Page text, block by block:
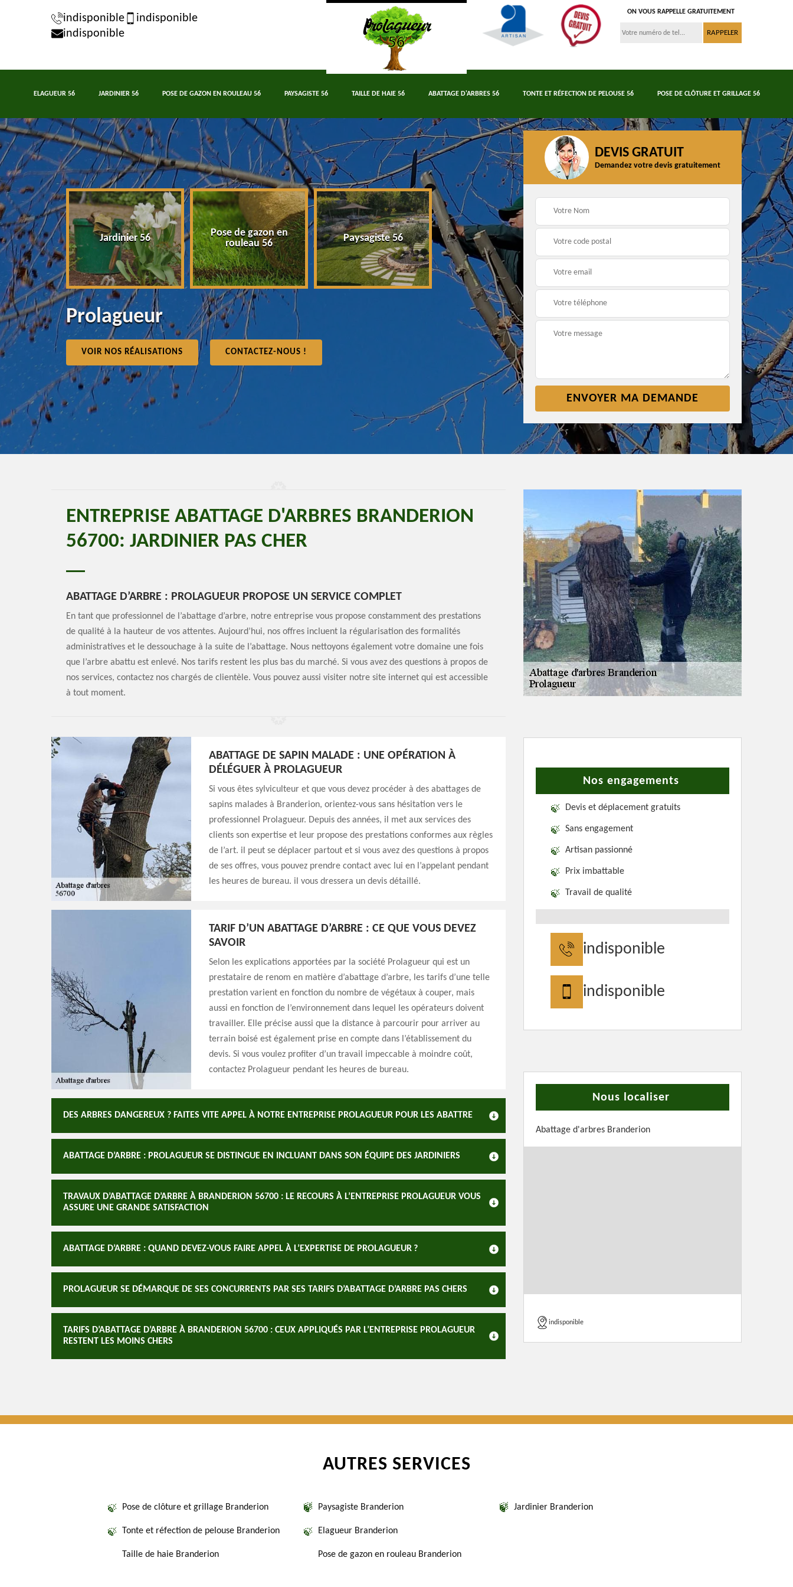
indisponible
indisponible
indisponible
ON VOUS RAPPELLE GRATUITEMENT
ELAGUEUR 56 JARDINIER 56 POSE DE GAZON EN ROULEAU 56 PAYSAGISTE 56 TAILLE DE HAIE 56 ABATTAGE D'ARBRES 56 TONTE ET RÉFECTION DE PELOUSE 56 POSE DE CLÔTURE ET GRILLAGE 56
56 Jardinier 56
Pose de gazon en
rouleau 56
Paysagiste 56 Taille de haie 56 Abattage d'arbres 56
Tonte et réfection de
pelouse 56
Prolagueur
VOIR NOS RÉALISATIONS CONTACTEZ-NOUS !
DEVIS GRATUIT
Demandez votre devis gratuitement
ENTREPRISE ABATTAGE D'ARBRES BRANDERION
56700: JARDINIER PAS CHER
ABATTAGE D’ARBRE : PROLAGUEUR PROPOSE UN SERVICE COMPLET
En tant que professionnel de l’abattage d’arbre, notre entreprise vous propose constamment des prestations
de qualité à la hauteur de vos attentes. Aujourd’hui, nos offres incluent la régularisation des formalités
administratives et le dessouchage à la suite de l’abattage. Nous nettoyons également votre domaine une fois
que l’arbre abattu est enlevé. Nos tarifs restent les plus bas du marché. Si vous avez des questions à propos de
nos services, contactez nos chargés de clientèle. Vous pouvez aussi visiter notre site internet qui est accessible
à tout moment.
ABATTAGE DE SAPIN MALADE : UNE OPÉRATION À
DÉLÉGUER À PROLAGUEUR
Si vous êtes sylviculteur et que vous devez procéder à des abattages de
sapins malades à Branderion, orientez-vous sans hésitation vers le
professionnel Prolagueur. Depuis des années, il met aux services des
clients son expertise et leur propose des prestations conformes aux règles
de l’art. il peut se déplacer partout et si vous avez des questions à propos
de ses offres, vous pouvez prendre contact avec lui en l’appelant pendant
les heures de bureau. il vous dressera un devis détaillé.
TARIF D’UN ABATTAGE D’ARBRE : CE QUE VOUS DEVEZ
SAVOIR
Selon les explications apportées par la société Prolagueur qui est un
prestataire de renom en matière d’abattage d’arbre, les tarifs d’une telle
prestation varient en fonction du nombre de végétaux à couper, mais
aussi en fonction de l’environnement dans lequel les opérateurs doivent
travailler. Elle précise aussi que la distance à parcourir pour arriver au
terrain boisé est également prise en compte dans l’établissement du
devis. Si vous voulez profiter d’un travail impeccable à moindre coût,
contactez Prolagueur pendant les heures de bureau.
DES ARBRES DANGEREUX ? FAITES VITE APPEL À NOTRE ENTREPRISE PROLAGUEUR POUR LES ABATTRE
ABATTAGE D’ARBRE : PROLAGUEUR SE DISTINGUE EN INCLUANT DANS SON ÉQUIPE DES JARDINIERS
TRAVAUX D’ABATTAGE D’ARBRE À BRANDERION 56700 : LE RECOURS À L’ENTREPRISE PROLAGUEUR VOUS
ASSURE UNE GRANDE SATISFACTION
ABATTAGE D’ARBRE : QUAND DEVEZ-VOUS FAIRE APPEL À L’EXPERTISE DE PROLAGUEUR ?
PROLAGUEUR SE DÉMARQUE DE SES CONCURRENTS PAR SES TARIFS D’ABATTAGE D’ARBRE PAS CHERS
TARIFS D’ABATTAGE D’ARBRE À BRANDERION 56700 : CEUX APPLIQUÉS PAR L’ENTREPRISE PROLAGUEUR
RESTENT LES MOINS CHERS
Nos engagements
Devis et déplacement gratuits
Sans engagement
Artisan passionné
Prix imbattable
Travail de qualité
indisponible
indisponible
Nous localiser
Abattage d'arbres Branderion
indisponible
AUTRES SERVICES
Pose de clôture et grillage Branderion
Tonte et réfection de pelouse Branderion
Taille de haie Branderion
Paysagiste Branderion
Elagueur Branderion
Pose de gazon en rouleau Branderion
Jardinier Branderion